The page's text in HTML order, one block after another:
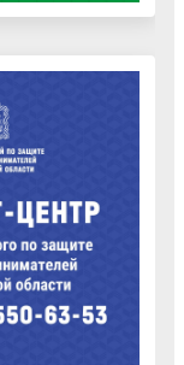
В посёлке
городского
капитально
школу
24.07.2026
Председатель
Совета депутатов
Воскресенска